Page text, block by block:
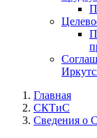
Главная
СКТиС
Сведения